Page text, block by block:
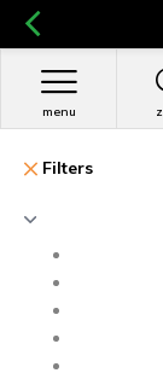
menu
Filters